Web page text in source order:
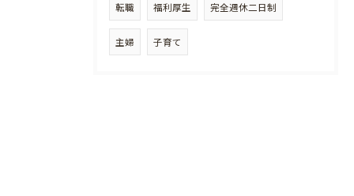
転職 福利厚生 完全週休二日制
主婦 子育て